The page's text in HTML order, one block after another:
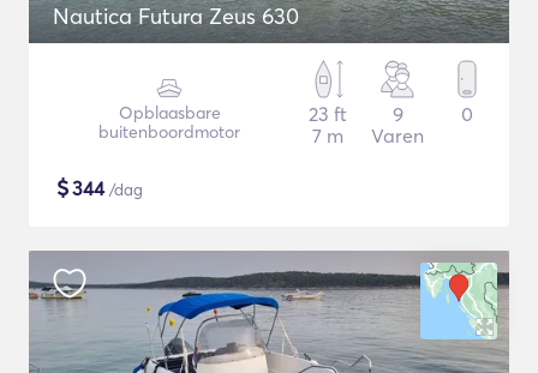
Nautica Futura Zeus 630
Opblaasbare
buitenboordmotor
23 ft
7 m
9
Varen
0
$344/dag